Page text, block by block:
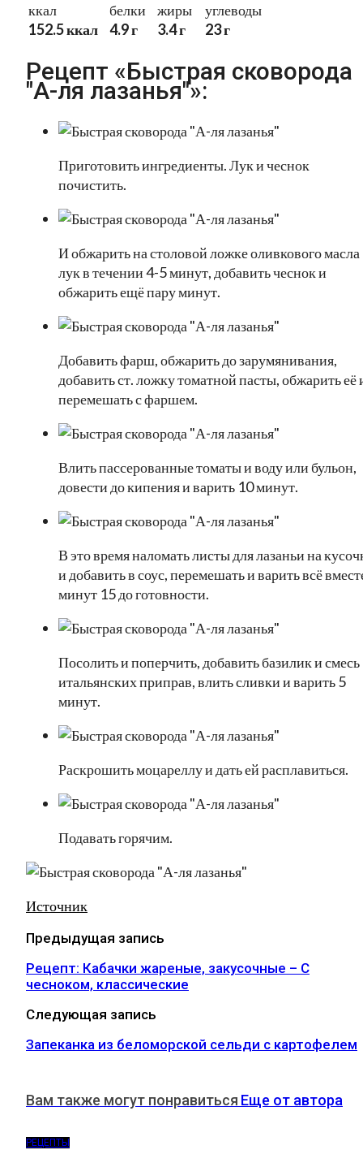
ккал
152.5 ккал
белки
4.9 г
жиры
3.4 г
углеводы
23 г
Рецепт «Быстрая сковорода
"А-ля лазанья"»:
Приготовить ингредиенты. Лук и чеснок
почистить.
И обжарить на столовой ложке оливкового масла
лук в течении 4-5 минут, добавить чеснок и
обжарить ещё пару минут.
Добавить фарш, обжарить до зарумянивания,
добавить ст. ложку томатной пасты, обжарить её
перемешать с фаршем.
Влить пассерованные томаты и воду или бульон,
довести до кипения и варить 10 минут.
В это время наломать листы для лазаньи на
и добавить в соус, перемешать и варить всё
минут 15 до готовности.
Посолить и поперчить, добавить базилик и смесь
итальянских приправ, влить сливки и варить 5
минут.
Раскрошить моцареллу и дать ей расплавиться.
Подавать горячим.
Источник
Предыдущая запись
Рецепт: Кабачки жареные, закусочные – С
чесноком, классические
Следующая запись
Запеканка из беломорской сельди с картофелем
Вам также могут понравиться Еще от автора
РЕЦЕПТЫ